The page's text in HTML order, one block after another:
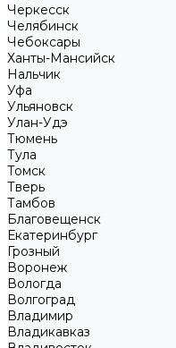
Черкесск
Челябинск
Чебоксары
Ханты-Мансийск
Нальчик
Уфа
Ульяновск
Улан-Удэ
Тюмень
Тула
Томск
Тверь
Тамбов
Благовещенск
Екатеринбург
Грозный
Воронеж
Вологда
Волгоград
Владимир
Владикавказ